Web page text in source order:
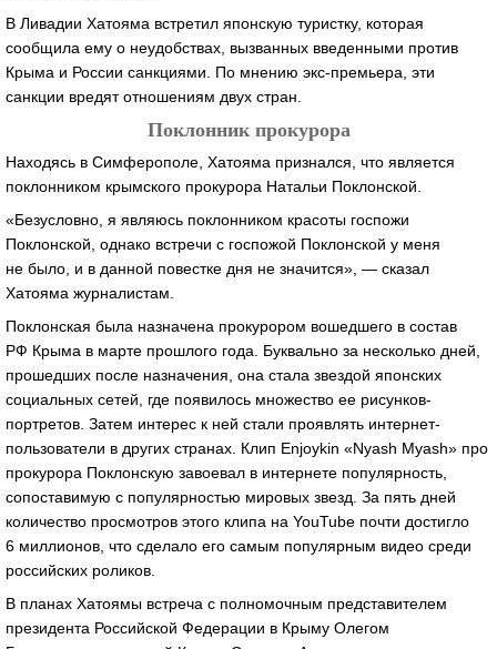
В Ливадии Хатояма встретил японскую туристку, которая
сообщила ему о неудобствах, вызванных введенными против
Крыма и России санкциями. По мнению экс-премьера, эти
санкции вредят отношениям двух стран.
Поклонник прокурора
Находясь в Симферополе, Хатояма признался, что является
поклонником крымского прокурора Натальи Поклонской.
«Безусловно, я являюсь поклонником красоты госпожи
Поклонской, однако встречи с госпожой Поклонской у меня
не было, и в данной повестке дня не значится», — сказал
Хатояма журналистам.
Поклонская была назначена прокурором вошедшего в состав
РФ Крыма в марте прошлого года. Буквально за несколько дней,
прошедших после назначения, она стала звездой японских
социальных сетей, где появилось множество ее рисунков-
портретов. Затем интерес к ней стали проявлять интернет-
пользователи в других странах. Клип Enjoykin «Nyash Myash» про
прокурора Поклонскую завоевал в интернете популярность,
сопоставимую с популярностью мировых звезд. За пять дней
количество просмотров этого клипа на YouTube почти достигло
6 миллионов, что сделало его самым популярным видео среди
российских роликов.
В планах Хатоямы встреча с полномочным представителем
президента Российской Федерации в Крыму Олегом